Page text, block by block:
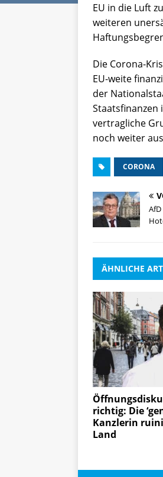
EU in die Luft
weiteren
Die Corona-
EU-weite
der
vertragliche
noch weiter
CORONA
ÄHNLICHE
richtig: Die
Kanzlerin
Land